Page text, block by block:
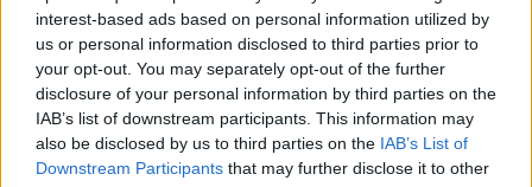
interest-based ads based on personal information utilized by
us or personal information disclosed to third parties prior to
your opt-out. You may separately opt-out of the further
disclosure of your personal information by third parties on the
IAB’s list of downstream participants. This information may
also be disclosed by us to third parties on the IAB’s List of
Downstream Participants that may further disclose it to other
SOUVISEJÍCÍ ČLÁNKY
VÍCE OD AUTORA
Většina koupališť na Příbramsku nabízí
výborné podmínky. Horší voda je jen na